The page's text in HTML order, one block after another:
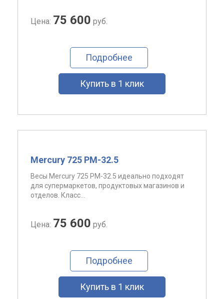
Цена: 75 600 руб.
Подробнее
Купить в 1 клик
Mercury 725 PM-32.5
Весы Mercury 725 PM-32.5 идеально подходят
для супермаркетов, продуктовых магазинов и
отделов. Класс...
Цена: 75 600 руб.
Подробнее
Купить в 1 клик